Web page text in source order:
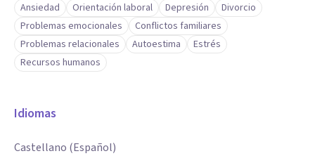
Ansiedad Orientación laboral Depresión
Divorcio
Problemas emocionales
Conflictos familiares
Problemas relacionales
Autoestima
Estrés
Recursos humanos
Idiomas
Castellano (Español)